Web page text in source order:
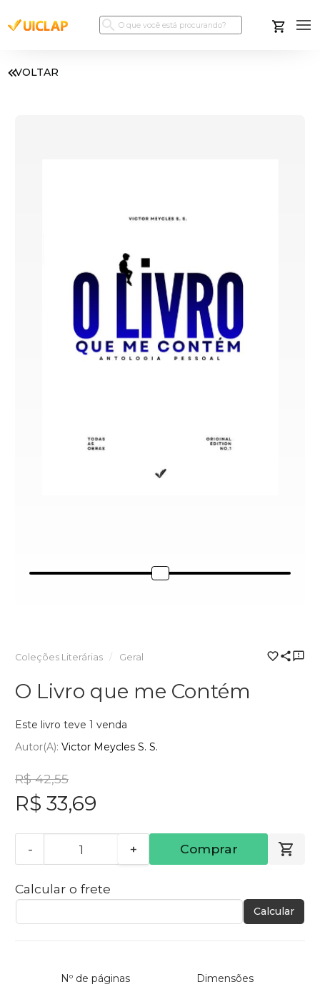
VOLTAR
Coleções Literárias Geral
O Livro que me Contém
Este livro teve 1 venda
Autor(a): Victor Meycles S. S.
R$ 42,55
R$ 33,69
- + Comprar
Calcular o frete
Calcular
Nº de páginas Dimensões